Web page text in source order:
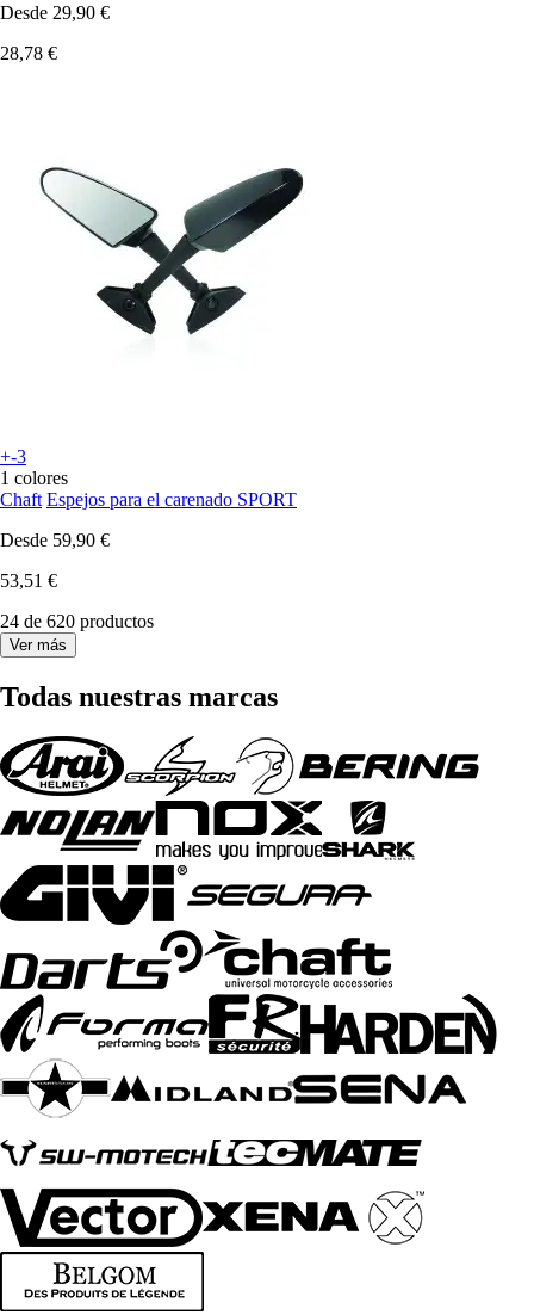
Desde 29,90 €
28,78 €
+-3
1 colores
Chaft Espejos para el carenado SPORT
Desde 59,90 €
53,51 €
24 de 620 productos
Ver más
Todas nuestras marcas